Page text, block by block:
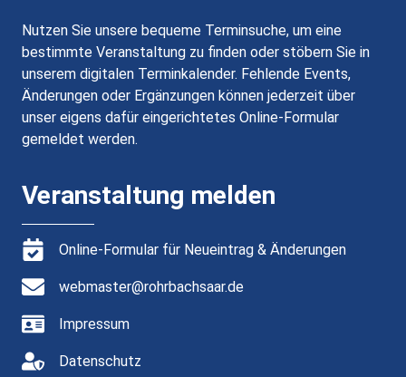
Nutzen Sie unsere bequeme Terminsuche, um eine
bestimmte Veranstaltung zu finden oder stöbern Sie in
unserem digitalen Terminkalender. Fehlende Events,
Änderungen oder Ergänzungen können jederzeit über
unser eigens dafür eingerichtetes Online-Formular
gemeldet werden.
Veranstaltung melden
Online-Formular für Neueintrag & Änderungen
webmaster@rohrbachsaar.de
Impressum
Datenschutz